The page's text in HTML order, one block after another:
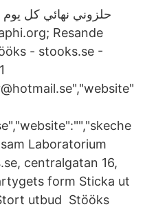
Resande
- stooks.se -
Laboratorium
centralgatan 16,
form Sticka ut
utbud Stööks